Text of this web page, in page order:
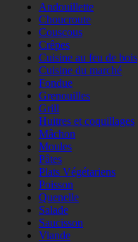
Andouillette
Choucroute
Couscous
Crêpes
Cuisine au feu de bois
Cuisine du marché
Fondue
Grenouilles
Grill
Huitres et coquillages
Mâchon
Moules
Pâtes
Plats Végétariens
Poisson
Quenelle
Salade
Saucisson
Viande